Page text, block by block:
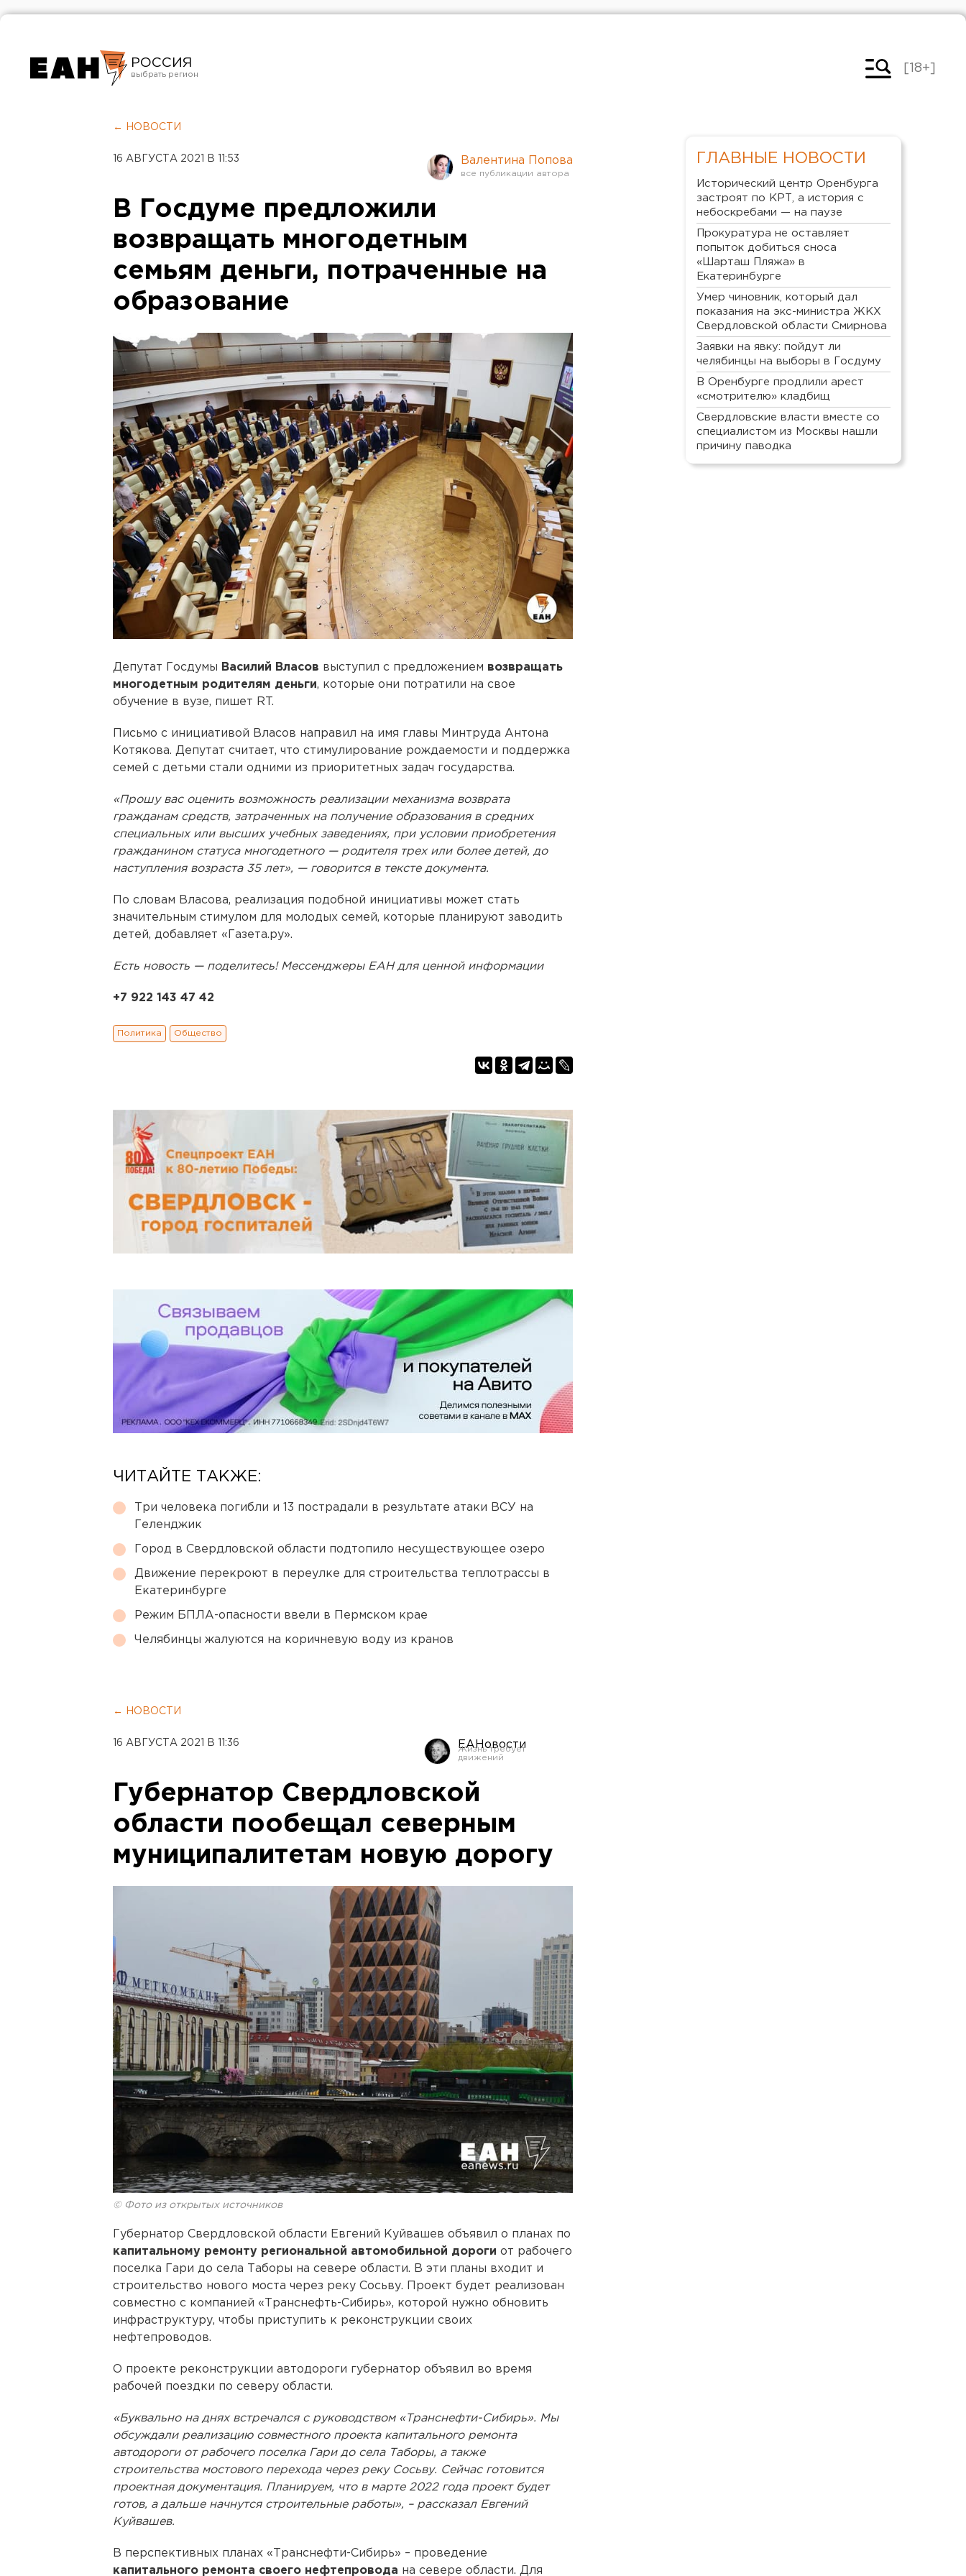
РОССИЯ
Челябинск
[18+]
← НОВОСТИ
16 АВГУСТА 2021 В 11:53 Валентина Попова
В Госдуме предложили
возвращать многодетным
семьям деньги, потраченные на
образование
Депутат Госдумы Василий Власов выступил с предложением возвращать
многодетным родителям деньги, которые они потратили на свое
обучение в вузе, пишет RT.
Письмо с инициативой Власов направил на имя главы Минтруда Антона
Котякова. Депутат считает, что стимулирование рождаемости и поддержка
семей с детьми стали одними из приоритетных задач государства.
«Прошу вас оценить возможность реализации механизма возврата
гражданам средств, затраченных на получение образования в средних
специальных или высших учебных заведениях, при условии приобретения
гражданином статуса многодетного — родителя трех или более детей, до
наступления возраста 35 лет», — говорится в тексте документа.
По словам Власова, реализация подобной инициативы может стать
значительным стимулом для молодых семей, которые планируют заводить
детей, добавляет «Газета.ру».
Есть новость — поделитесь! Мессенджеры ЕАН для ценной информации
+7 922 143 47 42
Политика Общество
ЧИТАЙТЕ ТАКЖЕ:
Три человека погибли и 13 пострадали в результате атаки ВСУ на
Геленджик
Город в Свердловской области подтопило несуществующее озеро
Движение перекроют в переулке для строительства теплотрассы в
Екатеринбурге
Режим БПЛА-опасности ввели в Пермском крае
Челябинцы жалуются на коричневую воду из кранов
← НОВОСТИ
16 АВГУСТА 2021 В 11:36 ЕАНовости
Губернатор Свердловской
области пообещал северным
муниципалитетам новую дорогу
© Фото из открытых источников
Губернатор Свердловской области Евгений Куйвашев объявил о планах по
капитальному ремонту региональной автомобильной дороги от рабочего
поселка Гари до села Таборы на севере области. В эти планы входит и
строительство нового моста через реку Сосьву. Проект будет реализован
совместно с компанией «Транснефть-Сибирь», которой нужно обновить
инфраструктуру, чтобы приступить к реконструкции своих
нефтепроводов.
О проекте реконструкции автодороги губернатор объявил во время
рабочей поездки по северу области.
«Буквально на днях встречался с руководством «Транснефти-Сибирь». Мы
обсуждали реализацию совместного проекта капитального ремонта
автодороги от рабочего поселка Гари до села Таборы, а также
строительства мостового перехода через реку Сосьву. Сейчас готовится
проектная документация. Планируем, что в марте 2022 года проект будет
готов, а дальше начнутся строительные работы», – рассказал Евгений
Куйвашев.
В перспективных планах «Транснефти-Сибирь» – проведение
капитального ремонта своего нефтепровода на севере области. Для
ГЛАВНЫЕ НОВОСТИ
Исторический центр Оренбурга
застроят по КРТ, а история с
небоскребами — на паузе
Прокуратура не оставляет
попыток добиться сноса
«Шарташ Пляжа» в
Екатеринбурге
Умер чиновник, который дал
показания на экс-министра ЖКХ
Свердловской области Смирнова
Заявки на явку: пойдут ли
челябинцы на выборы в Госдуму
В Оренбурге продлили арест
«смотрителю» кладбищ
Свердловские власти вместе со
специалистом из Москвы нашли
причину паводка